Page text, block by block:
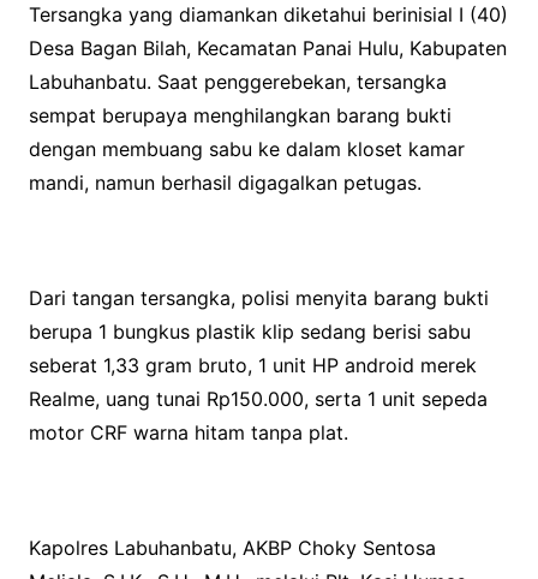
Tersangka yang diamankan diketahui berinisial I (40)
Desa Bagan Bilah, Kecamatan Panai Hulu, Kabupaten
Labuhanbatu. Saat penggerebekan, tersangka
sempat berupaya menghilangkan barang bukti
dengan membuang sabu ke dalam kloset kamar
mandi, namun berhasil digagalkan petugas.
Dari tangan tersangka, polisi menyita barang bukti
berupa 1 bungkus plastik klip sedang berisi sabu
seberat 1,33 gram bruto, 1 unit HP android merek
Realme, uang tunai Rp150.000, serta 1 unit sepeda
motor CRF warna hitam tanpa plat.
Kapolres Labuhanbatu, AKBP Choky Sentosa